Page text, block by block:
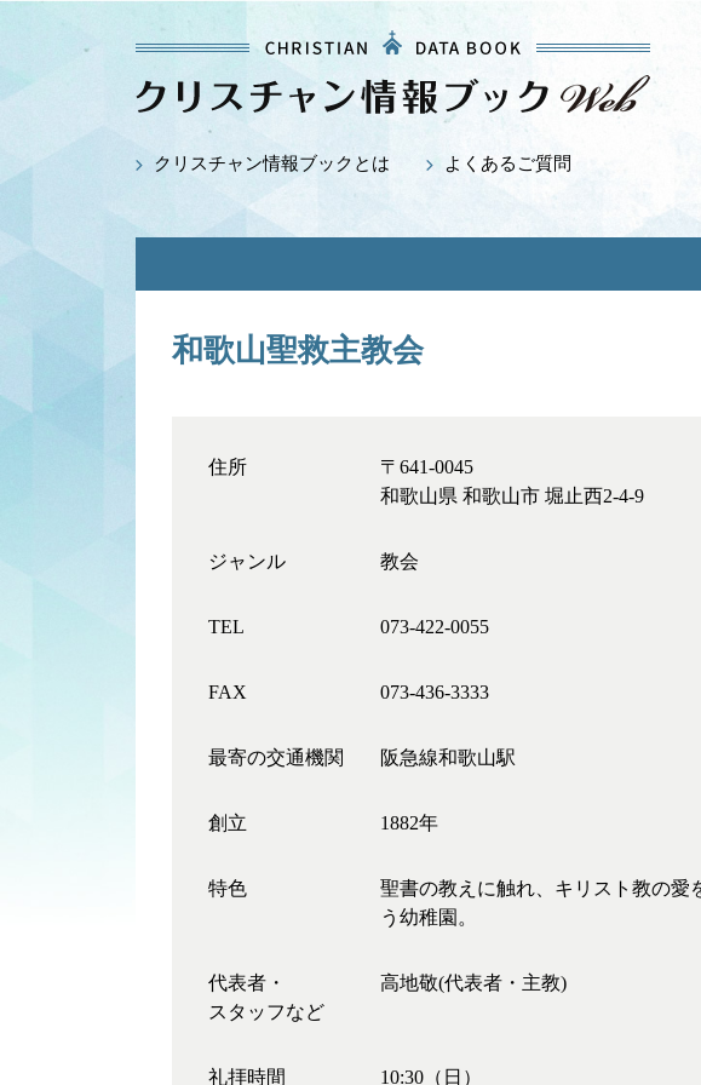
クリスチャン情報ブックとは よくあるご質問
和歌山聖救主教会
住所
〒641-0045
和歌山県 和歌山市 堀止西2-4-9
ジャンル 教会
TEL 073-422-0055
FAX 073-436-3333
最寄の交通機関 阪急線和歌山駅
創立 1882年
特色
聖書の教えに触れ、キリスト教の愛
う幼稚園。
代表者・
スタッフなど
高地敬(代表者・主教)
礼拝時間 10:30（日）